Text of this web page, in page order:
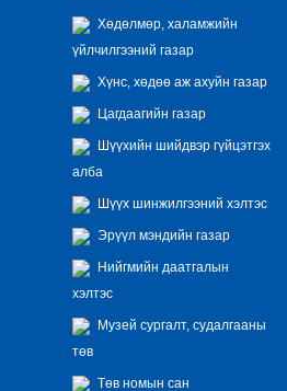
Хөдөлмөр, халамжийн
үйлчилгээний газар
Хүнс, хөдөө аж ахуйн газар
Цагдаагийн газар
Шүүхийн шийдвэр гүйцэтгэх
алба
Шүүх шинжилгээний хэлтэс
Эрүүл мэндийн газар
Нийгмийн даатгалын
хэлтэс
Музей сургалт, судалгааны
төв
Төв номын сан